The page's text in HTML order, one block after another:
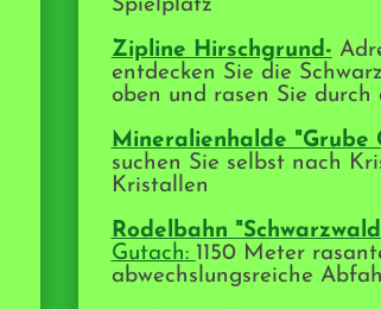
Spielplatz
Zipline Hirschgrund-
entdecken Sie die
oben und rasen Sie
Mineralienhalde "Grube
suchen Sie selbst nach
Kristallen
Rodelbahn
Gutach: 1150 Meter
abwechslungsreiche